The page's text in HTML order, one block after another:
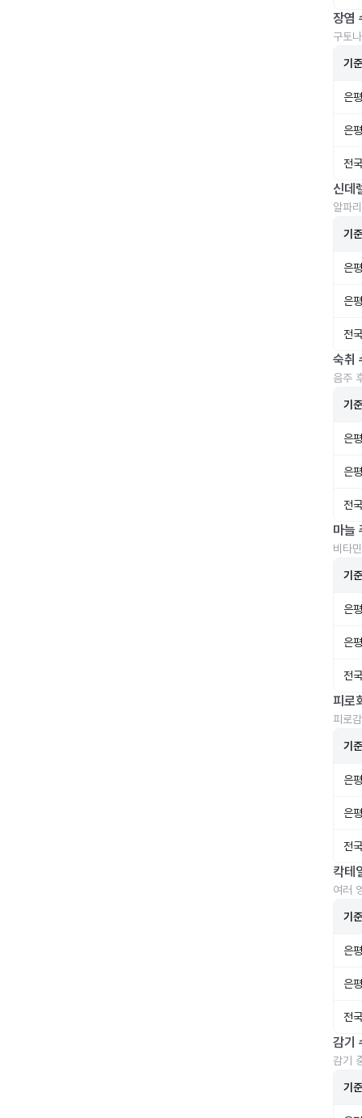
장염
구토
기준
은
은
전
신데
알파
기준
은
은
전
숙취
음주
기준
은
은
전
마늘
비타
기준
은
은
전
피로
피로
기준
은
은
전
칵테
여러
기준
은
은
전
감기
감기
기준